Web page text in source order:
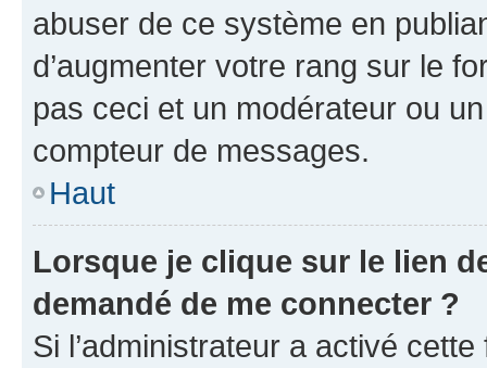
abuser de ce système en
d’augmenter votre rang sur le
pas ceci et un modérateur ou
compteur de messages.
Haut
Lorsque je clique sur le lien
demandé de me connecter ?
Si l’administrateur a activé